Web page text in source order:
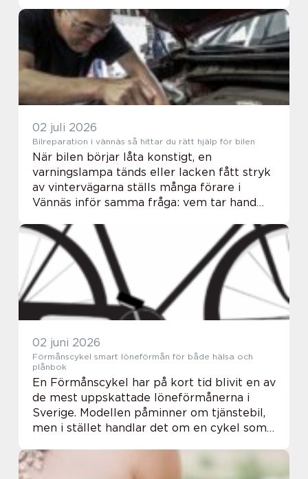
och personal. När ett ridhus får rätt ljusnivå,
bra lj...
02 juli 2026
Bilreparation i vännäs så hittar du rätt hjälp för bilen
När bilen börjar låta konstigt, en
varningslampa tänds eller lacken fått stryk
av vintervägarna ställs många förare i
Vännäs inför samma fråga: vem tar hand
För den som vill ha en smidig och personlig
lösning...
02 juni 2026
Förmånscykel smart löneförmån för både hälsa och
plånbok
En Förmånscykel har på kort tid blivit en av
de mest uppskattade löneförmånerna i
Sverige. Modellen påminner om tjänstebil,
men i stället handlar det om en cykel som
ärenden. Den anställde betalar via
bruttolönea...